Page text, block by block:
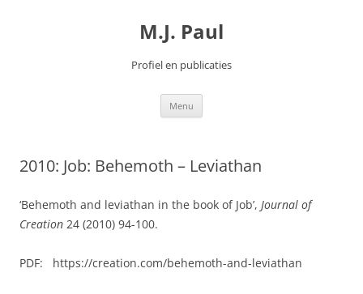
M.J. Paul
Profiel en publicaties
Menu
2010: Job: Behemoth – Leviathan
‘Behemoth and leviathan in the book of Job’, Journal of
Creation 24 (2010) 94-100.
PDF: https://creation.com/behemoth-and-leviathan